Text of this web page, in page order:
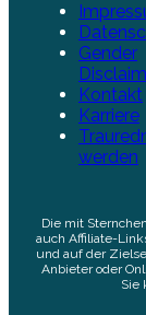
Gender
Kontakt
Karriere
werden
Die mit
auch Affiliate-
und auf der
Anbieter oder
Sie